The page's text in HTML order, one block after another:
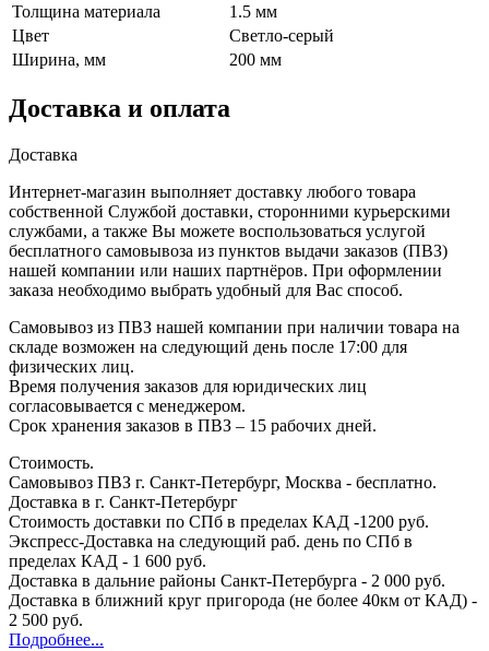
Толщина материала
1.5 мм
Цвет
Светло-серый
Ширина, мм
200 мм
Доставка и оплата
Доставка
Интернет-магазин выполняет доставку любого товара
собственной Службой доставки, сторонними курьерскими
службами, а также Вы можете воспользоваться услугой
бесплатного самовывоза из пунктов выдачи заказов (ПВЗ)
нашей компании или наших партнёров. При оформлении
заказа необходимо выбрать удобный для Вас способ.
Самовывоз из ПВЗ нашей компании при наличии товара на
складе возможен на следующий день после 17:00 для
физических лиц.
Время получения заказов для юридических лиц
согласовывается с менеджером.
Срок хранения заказов в ПВЗ – 15 рабочих дней.
Стоимость.
Самовывоз ПВЗ г. Санкт-Петербург, Москва - бесплатно.
Доставка в г. Санкт-Петербург
Стоимость доставки по СПб в пределах КАД -1200 руб.
Экспресс-Доставка на следующий раб. день по СПб в
пределах КАД - 1 600 руб.
Доставка в дальние районы Санкт-Петербурга - 2 000 руб.
Доставка в ближний круг пригорода (не более 40км от КАД) -
2 500 руб.
Подробнее...